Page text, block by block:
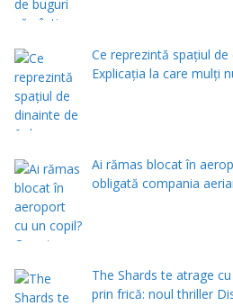
Ce reprezintă spaţiul
Explicaţia la care mulţi
Ai rămas blocat în
obligată compania
The Shards te atrage
prin frică: noul thriller